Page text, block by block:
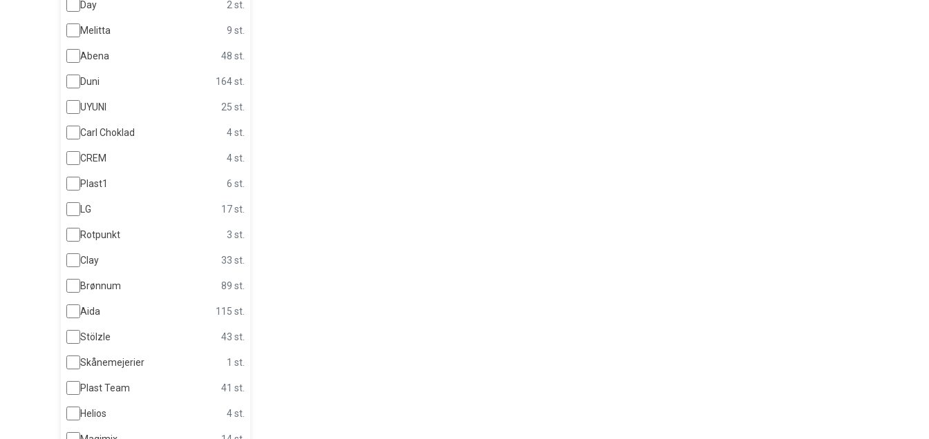
Day 2 st.
Melitta 9 st.
Abena 48 st.
Duni 164 st.
UYUNI 25 st.
Carl Choklad 4 st.
CREM 4 st.
Plast1 6 st.
LG 17 st.
Rotpunkt 3 st.
Clay 33 st.
Brønnum 89 st.
Aida 115 st.
Stölzle 43 st.
Skånemejerier 1 st.
Plast Team 41 st.
Helios 4 st.